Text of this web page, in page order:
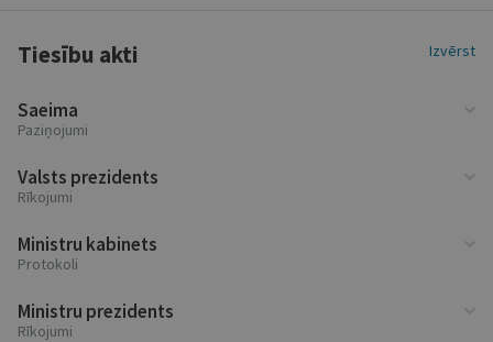
Tiesību akti Izvērst
Saeima
Paziņojumi
Valsts prezidents
Rīkojumi
Ministru kabinets
Protokoli
Ministru prezidents
Rīkojumi